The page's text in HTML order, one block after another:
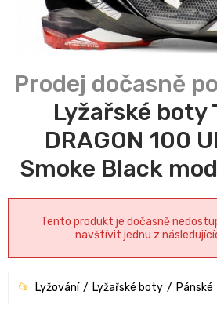
Lyžařské boty
DRAGON 100
Smoke Black
Tento produkt je dočasně
navštívit jednu z
Lyžování Lyžařské boty Pánské